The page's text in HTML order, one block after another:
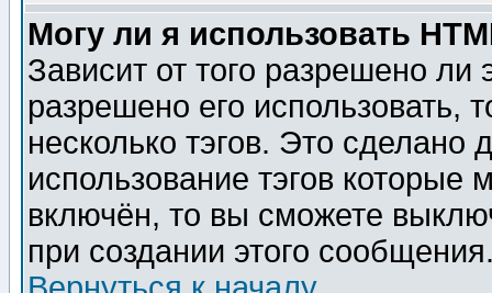
Могу ли я использовать
Зависит от того разрешено
разрешено его использовать,
несколько тэгов. Это сделано
использование тэгов
включён, то вы сможете
при создании этого